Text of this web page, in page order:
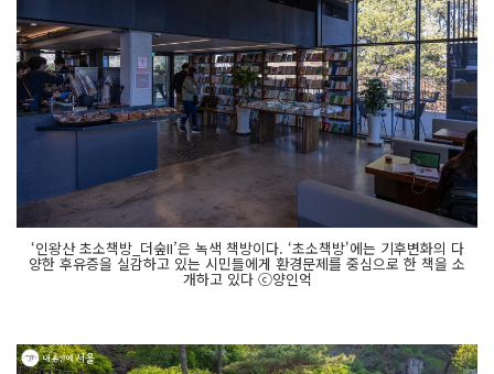
‘인왕산 초소책방_더숲II’은 녹색 책방이다. ‘초소책방'에는 기후변화의 다
양한 후유증을 실감하고 있는 시민들에게 환경문제를 중심으로 한 책을 소
개하고 있다 ⓒ양인억